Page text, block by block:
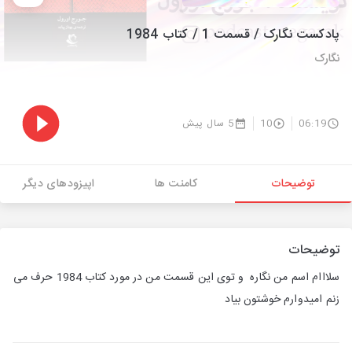
پادکست نگارک / قسمت 1 / کتاب 1984
نگارک
06:19
10 5 سال پیش
توضیحات کامنت ها اپیزودهای دیگر
توضیحات
سلااام اسم من نگاره و توی این قسمت من در مورد کتاب 1984 حرف می
زنم امیدوارم خوشتون بیاد